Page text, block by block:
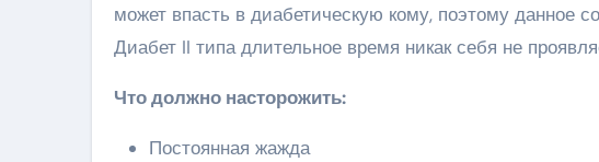
может впасть в диабетическую кому, поэтому данное
Диабет II типа длительное время никак себя не
Что должно насторожить:
Постоянная жажда